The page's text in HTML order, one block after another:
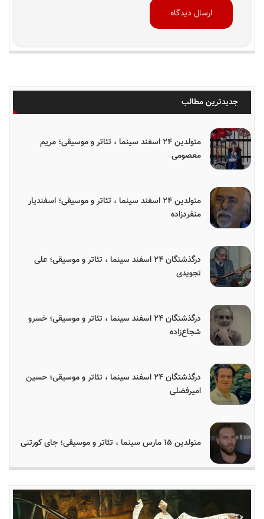
جدیدترین مطالب
متولدین ۲۴ اسفند سینما ، تئاتر و موسیقی؛ مریم
معصومی
متولدین ۲۴ اسفند سینما ، تئاتر و موسیقی؛ اسفندیار
منفردزاده
درگذشتگان ۲۴ اسفند سینما ، تئاتر و موسیقی؛ علی
تجویدی
درگذشتگان ۲۴ اسفند سینما ، تئاتر و موسیقی؛ خسرو
شجاع‌زاده
درگذشتگان ۲۴ اسفند سینما ، تئاتر و موسیقی؛ حسین
امیرفضلی
متولدین ۱۵ مارس سینما ، تئاتر و موسیقی؛ جای کورتنی